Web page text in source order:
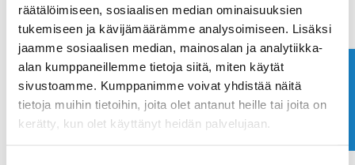
räätälöimiseen, sosiaalisen median ominaisuuksien
tukemiseen ja kävijämäärämme analysoimiseen. Lisäksi
jaamme sosiaalisen median, mainosalan ja analytiikka-
alan kumppaneillemme tietoja siitä, miten käytät
sivustoamme. Kumppanimme voivat yhdistää näitä
tietoja muihin tietoihin, joita olet antanut heille tai joita on
kerätty, kun olet käyttänyt heidän palvelujaan.